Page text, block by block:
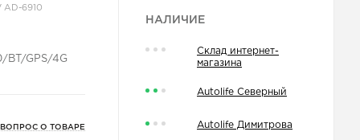
AD-6910
BT/GPS/4G
ВОПРОС О ТОВАРЕ
НАЛИЧИЕ
Склад интернет-
магазина
Autolife Северный
Autolife Димитрова